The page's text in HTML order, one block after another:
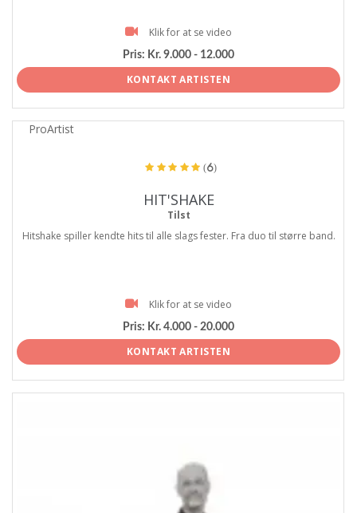
Klik for at se video
Pris: Kr. 9.000 - 12.000
KONTAKT ARTISTEN
ProArtist
(6)
HIT'SHAKE
Tilst
Hitshake spiller kendte hits til alle slags fester. Fra duo til større band.
Klik for at se video
Pris: Kr. 4.000 - 20.000
KONTAKT ARTISTEN